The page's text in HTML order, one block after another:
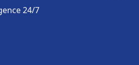
24/7